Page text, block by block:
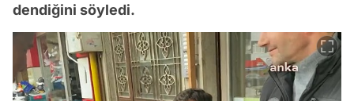
dendiğini söyledi.